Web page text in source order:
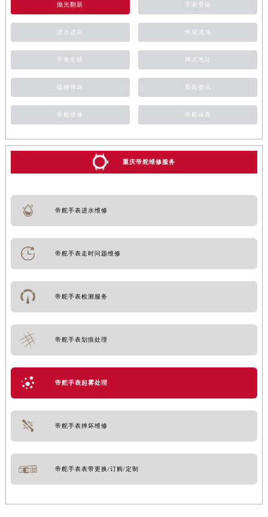
抛光翻新 手表受磁
进水进灰 外观清洗
手表生锈 网点地址
磕碰摔坏 新闻资讯
帝舵维修 帝舵保养
重庆帝舵维修服务
帝舵手表进水维修
帝舵手表走时问题维修
帝舵手表检测服务
帝舵手表划痕处理
帝舵手表起雾处理
帝舵手表摔坏维修
帝舵手表表带更换/订购/定制